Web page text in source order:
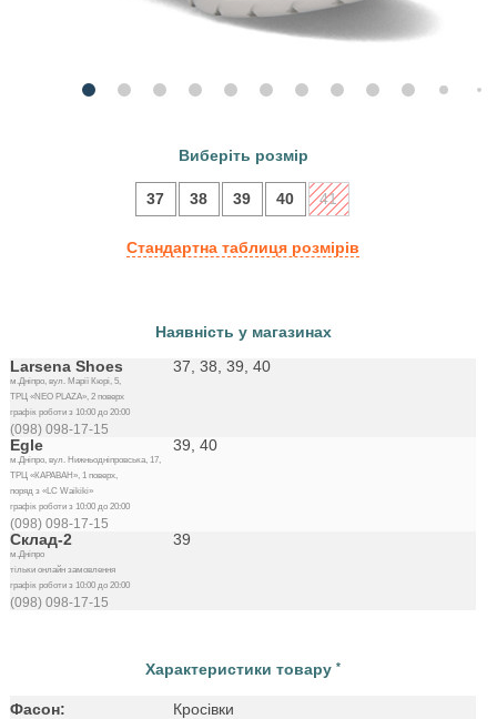
Виберіть розмір
37 38 39 40 41
Стандартна таблиця розмірів
Наявність у магазинах
Larsena Shoes
м.Дніпро, вул. Марії Кюрі, 5,
ТРЦ «NEO PLAZA», 2 поверх
графік роботи з 10:00 до 20:00
(098) 098-17-15
37, 38, 39, 40
Egle
м.Дніпро, вул. Нижньодніпровська, 17,
ТРЦ «КАРАВАН», 1 поверх,
поряд з «LC Waikiki»
графік роботи з 10:00 до 20:00
(098) 098-17-15
39, 40
Склад-2
м.Дніпро
тільки онлайн замовлення
графік роботи з 10:00 до 20:00
(098) 098-17-15
39
Характеристики товару *
Фасон:
Кросівки